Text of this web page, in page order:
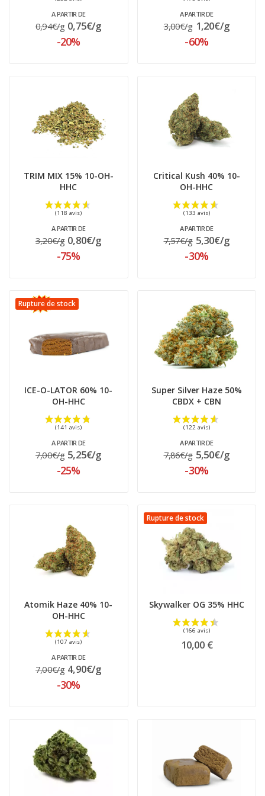
(437 avis)
(282 avis)
A PARTIR DE
0,94€/g 0,75€/g
-20%
A PARTIR DE
3,00€/g 1,20€/g
-60%
TRIM MIX 15% 10-OH-
HHC
(118 avis)
A PARTIR DE
3,20€/g 0,80€/g
-75%
Critical Kush 40% 10-
OH-HHC
A PARTIR DE
7,57€/g 5,30€/g
-30%
Rupture de stock
ICE-O-LATOR 60% 10-
OH-HHC
A PARTIR DE
7,00€/g 5,25€/g
-25%
Super Silver Haze 50%
CBDX + CBN
A PARTIR DE
7,86€/g 5,50€/g
-30%
Atomik Haze 40% 10-
OH-HHC
A PARTIR DE
7,00€/g 4,90€/g
-30%
Rupture de stock
Skywalker OG 35% HHC
10,00 €